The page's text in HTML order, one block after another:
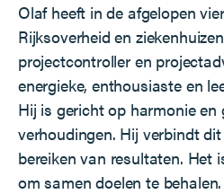
Olaf heeft in de afgelopen
Rijksoverheid en
projectcontroller en
energieke, enthousiaste en
Hij is gericht op harmonie en
verhoudingen. Hij verbindt
bereiken van resultaten. Het
om samen doelen te